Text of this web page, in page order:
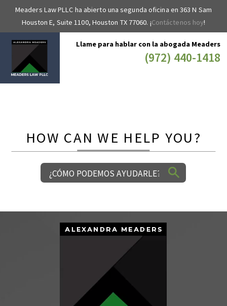
Meaders Law PLLC ha abierto una segunda oficina en 363 N Sam
Houston E, Suite 1100, Houston TX 77060. ¡Contáctenos hoy!
Llame para hablar con la abogada Meaders
(972) 440-1418
HOW CAN WE HELP YOU?